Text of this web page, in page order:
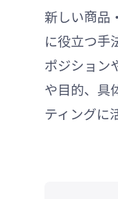
新しい商品
に役立つ手
ポジション
や目的、具
ティングに